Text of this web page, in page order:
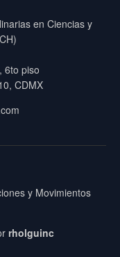
en Ciencias y
6to piso
CDMX
y Movimientos
rholguinc